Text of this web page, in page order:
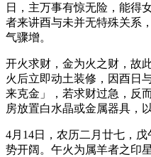
日，主万事有惊无险，能得
者来讲酉与未并无特殊关系
气骤增。
开火求财，金为火之财，故
火后立即动土装修，因酉日
来克金」，若求财过急，反
房放置白水晶或金属器具，
4月14日，农历二月廿七，
势开阔。午火为属羊者之印